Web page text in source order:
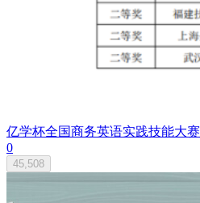
亿学杯全国商务英语实践技能大赛
0
45,508